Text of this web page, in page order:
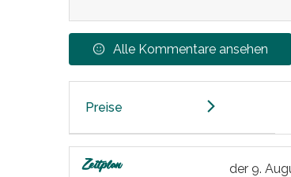
Alle Kommentare ansehen
Preise
Zeitplan der 9.